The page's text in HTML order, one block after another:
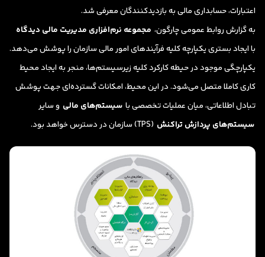
اعتبارات، حسابداری مالی به بازدیدکنندگان معرفی شد.
به گزارش روابط عمومی چارگون، مجموعه نرم‌افزاری مدیریت مالی دیدگاه
با ایجاد بستری یکپارچه کلیه فرآیندهای امور مالی سازمان را پوشش می‌دهد.
یکپارچگی موجود در حیطه کارکرد کلیه زیرسیستم‌ها، منجر به ایجاد محیط
کاری کاملا متصل می‌شود. در این محیط، امکانات گسترده‌ای جهت پوشش
تبادل اطلاعاتی، میان عملیات تخصصی با سیستم‌های مالی و سایر
سیستم‌های پردازش تراکنش (TPS) سازمان در دسترس خواهد بود.